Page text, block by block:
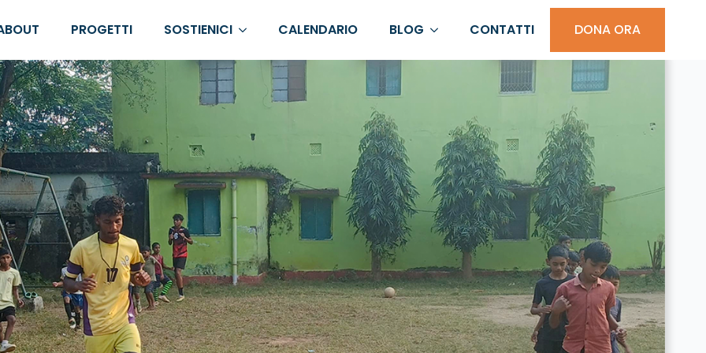
PROGETTI SOSTIENICI CALENDARIO BLOG CONTATTI DONA ORA